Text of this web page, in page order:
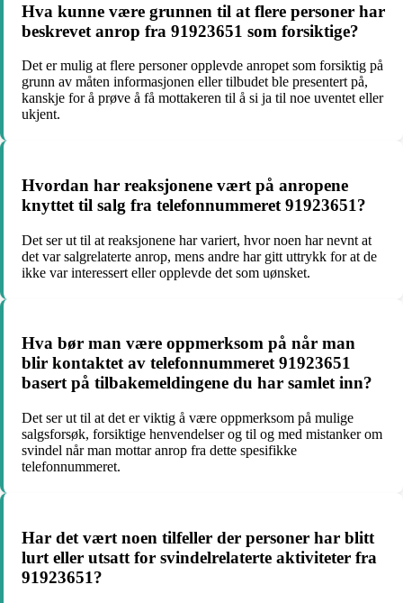
Hva kunne være grunnen til at flere personer har
beskrevet anrop fra 91923651 som forsiktige?
Det er mulig at flere personer opplevde anropet som forsiktig på
grunn av måten informasjonen eller tilbudet ble presentert på,
kanskje for å prøve å få mottakeren til å si ja til noe uventet eller
ukjent.
Hvordan har reaksjonene vært på anropene
knyttet til salg fra telefonnummeret 91923651?
Det ser ut til at reaksjonene har variert, hvor noen har nevnt at
det var salgrelaterte anrop, mens andre har gitt uttrykk for at de
ikke var interessert eller opplevde det som uønsket.
Hva bør man være oppmerksom på når man
blir kontaktet av telefonnummeret 91923651
basert på tilbakemeldingene du har samlet inn?
Det ser ut til at det er viktig å være oppmerksom på mulige
salgsforsøk, forsiktige henvendelser og til og med mistanker om
svindel når man mottar anrop fra dette spesifikke
telefonnummeret.
Har det vært noen tilfeller der personer har blitt
lurt eller utsatt for svindelrelaterte aktiviteter fra
91923651?